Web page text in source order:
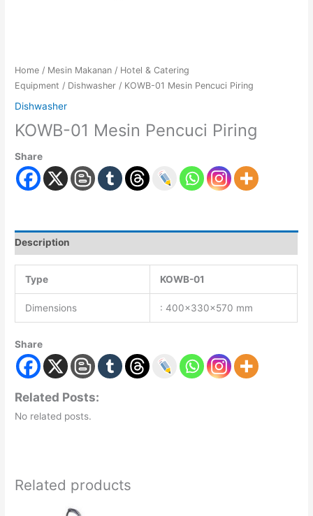
Home / Mesin Makanan / Hotel & Catering
Equipment / Dishwasher / KOWB-01 Mesin Pencuci Piring
Dishwasher
KOWB-01 Mesin Pencuci Piring
Share
Description
Type KOWB-01
Dimensions : 400x330x570 mm
Share
Related Posts:
No related posts.
Related products